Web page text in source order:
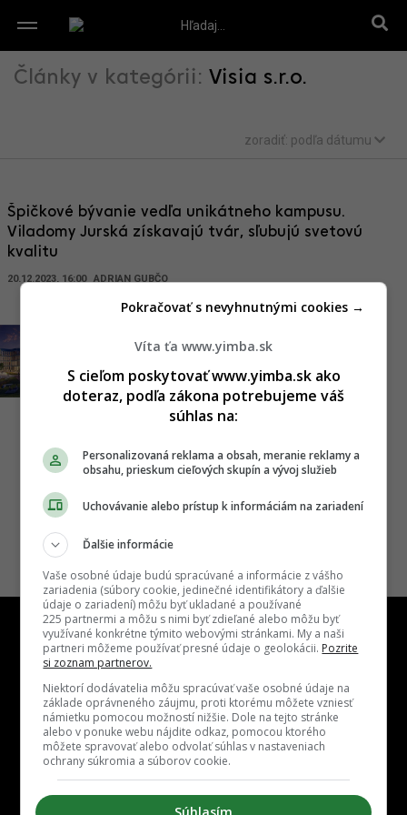
Články v kategórii: Visia s.r.o.
zoradiť: podľa dátumu
Špičkové bývanie vedľa unikátneho kampusu.
Viladomy Jurská získavajú tvár, sľubujú svetovú
kvalitu
20.12.2023, 16:00 ADRIAN GUBČO
Radikálna zmena na
frekventovanom mieste. Pri
stanici Vinohrady vznikne
bývanie aj technologický
kampus
18.11.2022, 16:52 ANDREJ SÁRKÖZI
Kontakt Inzercia Cenník Redakcia Kariéra
Víta ťa www.yimba.sk
S cieľom poskytovať www.yimba.sk ako
doteraz, podľa zákona potrebujeme váš
súhlas na:
Personalizovaná reklama a obsah, meranie reklamy a
obsahu, prieskum cieľových skupín a vývoj služieb
Uchovávanie alebo prístup k informáciám na zariadení
Ďalšie informácie
Vaše osobné údaje budú spracúvané a informácie z vášho
zariadenia (súbory cookie, jedinečné identifikátory a ďalšie
údaje o zariadení) môžu byť ukladané a používané
225 partnermi a môžu s nimi byť zdieľané alebo môžu byť
využívané konkrétne týmito webovými stránkami. My a naši
partneri môžeme používať presné údaje o geolokácii. Pozrite
si zoznam partnerov.
Niektorí dodávatelia môžu spracúvať vaše osobné údaje na
základe oprávneného záujmu, proti ktorému môžete vzniesť
námietku pomocou možností nižšie. Dole na tejto stránke
alebo v ponuke webu nájdite odkaz, pomocou ktorého
môžete spravovať alebo odvolať súhlas v nastaveniach
ochrany súkromia a súborov cookie.
Súhlasím
Pokračovať s nevyhnutnými cookies →